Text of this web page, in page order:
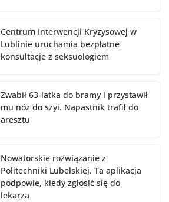
Centrum Interwencji Kryzysowej w
Lublinie uruchamia bezpłatne
konsultacje z seksuologiem
Zwabił 63-latka do bramy i przystawił
mu nóż do szyi. Napastnik trafił do
aresztu
Nowatorskie rozwiązanie z
Politechniki Lubelskiej. Ta aplikacja
podpowie, kiedy zgłosić się do
lekarza